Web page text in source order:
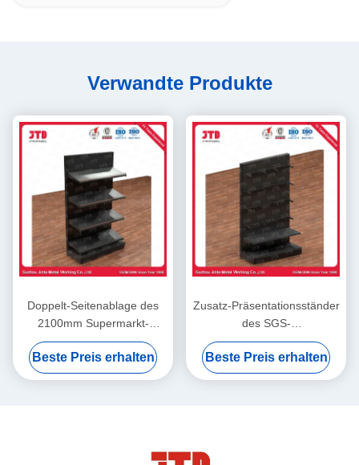
Verwandte Produkte
Doppelt-Seitenablage des
2100mm Supermarkt-
Anzeigen-Fach-ISO9001
Beste Preis erhalten
Zusatz-Präsentationsständer
des SGS-
Gemischtwarenladen-
Gondel-Fach-2100mm
Beste Preis erhalten